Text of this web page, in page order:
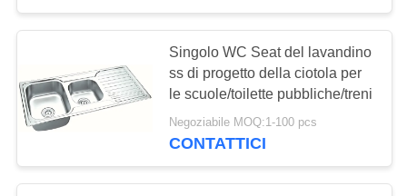
Lavandino di acciaio
inossidabile di PVD
Singolo WC Seat del lavandino
ss di progetto della ciotola per
le scuole/toilette pubbliche/treni
Negoziabile MOQ:1-100 pcs
CONTATTICI